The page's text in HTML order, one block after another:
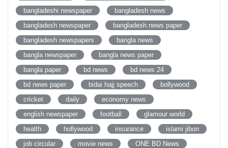
bangladeshi newspaper
bangladesh news
bangladesh newspaper
bangladesh news paper
bangladesh newspapers
bangla news
bangla newspaper
bangla news paper
bangla paper
bd news
bd news 24
bd news paper
bidai hajj speech
bollywood
cricket
daily
economy news
english newspaper
football
glamour world
health
hollywood insurance
islami jibon
job circular
movie news
ONE BD News